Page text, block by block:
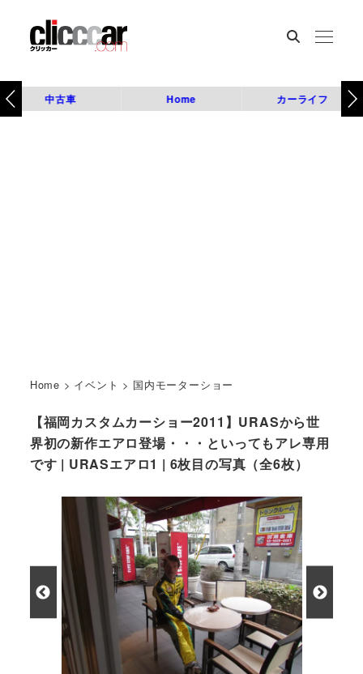
中古車 Home カーライフ
Home > イベント > 国内モーターショー
【福岡カスタムカーショー2011】URASから世
界初の新作エアロ登場・・・といってもアレ専用
です | URASエアロ1 | 6枚目の写真（全6枚）